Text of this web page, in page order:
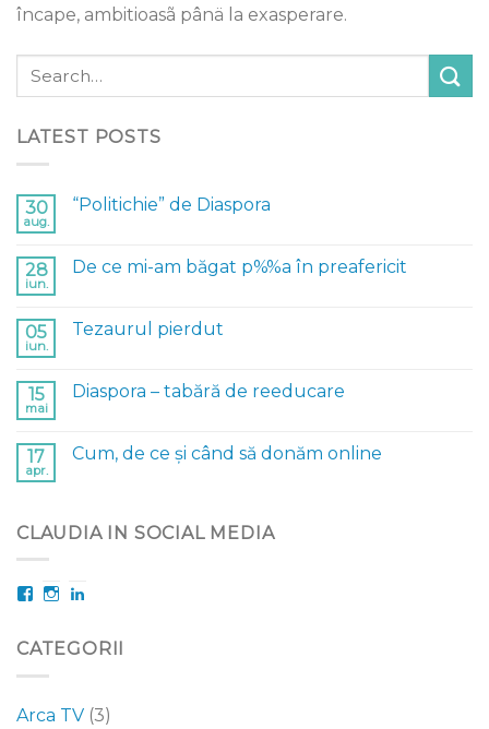
încape, ambitioasã pânä la exasperare.
LATEST POSTS
30
aug.
“Politichie” de Diaspora
28
iun.
De ce mi-am băgat p%%a în preafericit
05
iun.
Tezaurul pierdut
15
mai
Diaspora – tabără de reeducare
17
apr.
Cum, de ce și când să donăm online
CLAUDIA IN SOCIAL MEDIA
FacebookInstagram
CATEGORII
Arca TV (3)